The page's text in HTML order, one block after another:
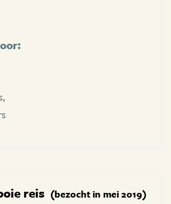
reis (bezocht in mei 2019)